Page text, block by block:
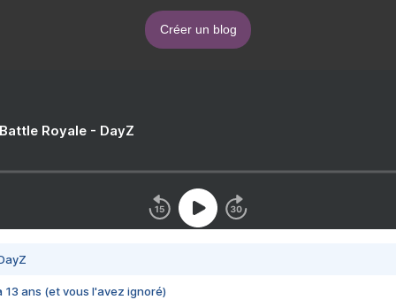
Créer un blog
Royale - DayZ
13 ans (et vous l'avez ignoré)